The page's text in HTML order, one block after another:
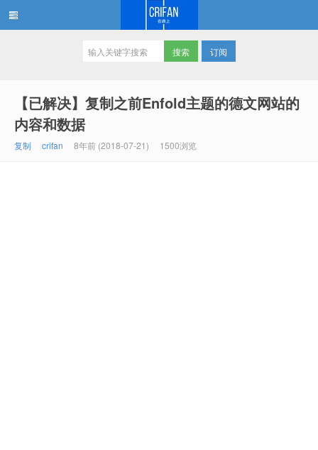
订阅
【已解决】复制之前Enfold主题的德文网站的
内容和数据
复制 crifan 8年前 (2018-07-21) 1500浏览